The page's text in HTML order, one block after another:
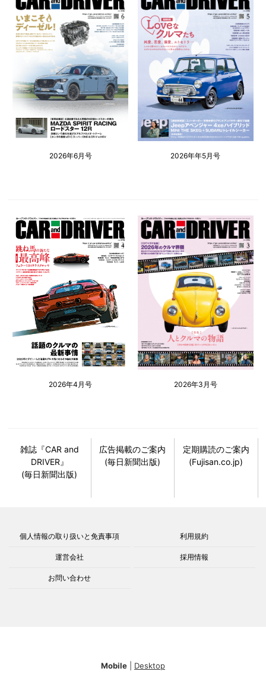
2026年6月号 2026年年5月号
2026年4月号 2026年3月号
雑誌『CAR and
DRIVER』
(毎日新聞出版)
広告掲載のご案内
(毎日新聞出版)
定期購読のご案内
(Fujisan.co.jp)
個人情報の取り扱いと免責事項 利用規約
運営会社 採用情報
お問い合わせ
Mobile Desktop